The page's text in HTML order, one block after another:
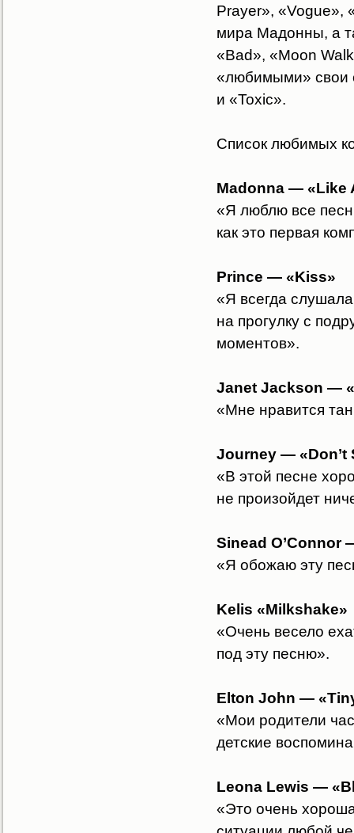
Prayer», «Vogue»,
мира Мадонны, а
«Bad», «Moon
«любимыми» свои
и «Toxic».
Список любимых
Madonna — «Like
«Я люблю все
как это первая
Prince — «Kiss»
«Я всегда
на прогулку с
моментов».
Janet Jackson —
«Мне нравится
Journey — «Don’t
«В этой песне
не произойдет
Sinead O’Connor
«Я обожаю эту
Kelis «Milkshake»
«Очень весело
под эту песню».
Elton John —
«Мои родители
детские
Leona Lewis —
«Это очень